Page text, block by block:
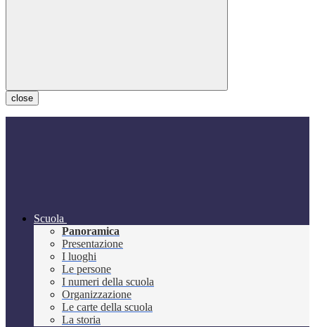
close
Scuola
Panoramica
Presentazione
I luoghi
Le persone
I numeri della scuola
Organizzazione
Le carte della scuola
La storia